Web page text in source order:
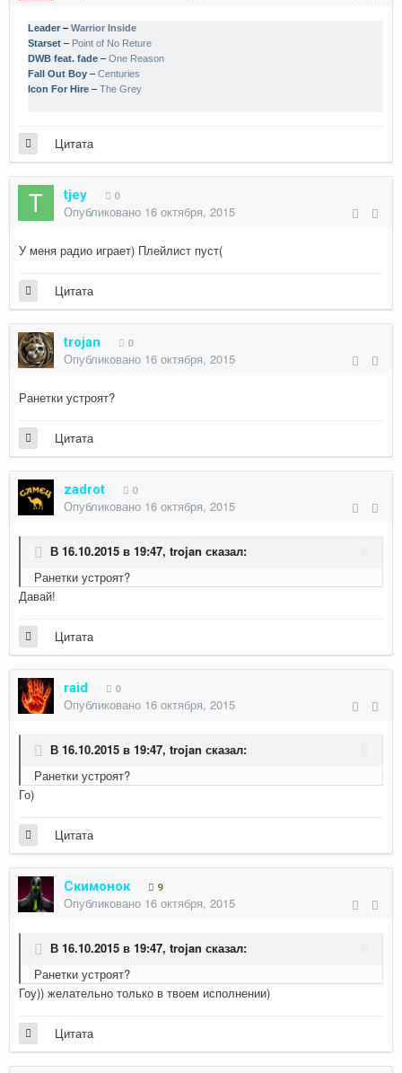
Leader – Warrior Inside
Starset – Point of No Reture
DWB feat. fade – One Reason
Fall Out Boy – Centuries
Icon For Hire – The Grey
Цитата
tjey 0
Опубликовано 16 октября, 2015
У меня радио играет) Плейлист пуст(
Цитата
trojan 0
Опубликовано 16 октября, 2015
Ранетки устроят?
Цитата
zadrot 0
Опубликовано 16 октября, 2015
В 16.10.2015 в 19:47, trojan сказал:
Ранетки устроят?
Давай!
Цитата
raid 0
Опубликовано 16 октября, 2015
В 16.10.2015 в 19:47, trojan сказал:
Ранетки устроят?
Го)
Цитата
Скимонок 9
Опубликовано 16 октября, 2015
В 16.10.2015 в 19:47, trojan сказал:
Ранетки устроят?
Гоу)) желательно только в твоем исполнении)
Цитата